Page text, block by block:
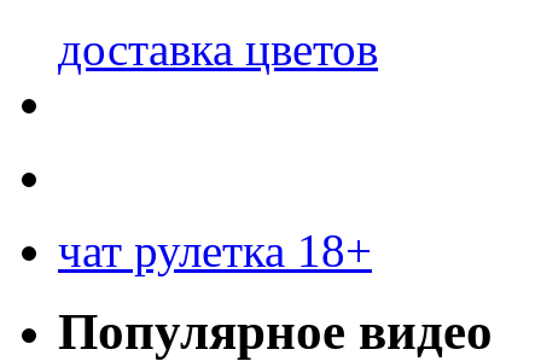
доставка цветов
чат рулетка 18+
Популярное видео